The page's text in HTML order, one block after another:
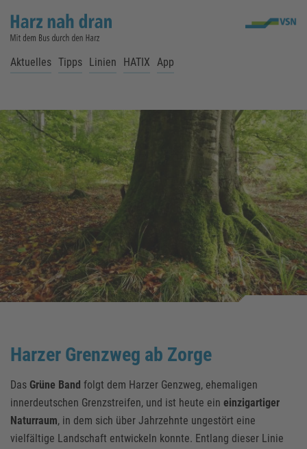
Aktuelles Tipps Linien HATIX App
Harzer Grenzweg ab Zorge
Das Grüne Band folgt dem Harzer Genzweg, ehemaligen
innerdeutschen Grenzstreifen, und ist heute ein einzigartiger
Naturraum, in dem sich über Jahrzehnte ungestört eine
vielfältige Landschaft entwickeln konnte. Entlang dieser Linie